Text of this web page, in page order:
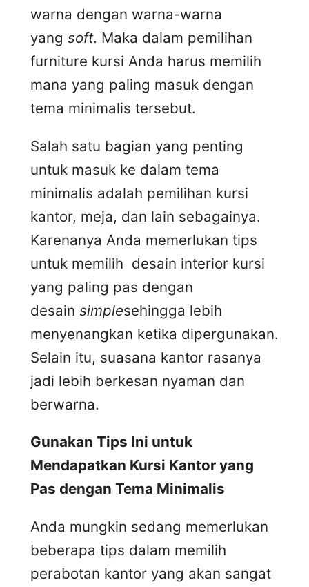
warna dengan warna-warna
yang soft. Maka dalam pemilihan
furniture kursi Anda harus memilih
mana yang paling masuk dengan
tema minimalis tersebut.
Salah satu bagian yang penting
untuk masuk ke dalam tema
minimalis adalah pemilihan kursi
kantor, meja, dan lain sebagainya.
Karenanya Anda memerlukan tips
untuk memilih desain interior kursi
yang paling pas dengan
desain simplesehingga lebih
menyenangkan ketika dipergunakan.
Selain itu, suasana kantor rasanya
jadi lebih berkesan nyaman dan
berwarna.
Gunakan Tips Ini untuk
Mendapatkan Kursi Kantor yang
Pas dengan Tema Minimalis
Anda mungkin sedang memerlukan
beberapa tips dalam memilih
perabotan kantor yang akan sangat